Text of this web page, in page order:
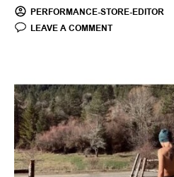
PERFORMANCE-STORE-EDITOR
LEAVE A COMMENT